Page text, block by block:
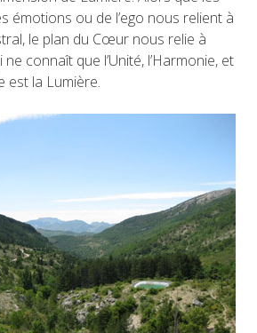
émotions ou de l’ego nous relient à
le plan du Cœur nous relie à
connaît que l’Unité, l’Harmonie, et
est la Lumière.